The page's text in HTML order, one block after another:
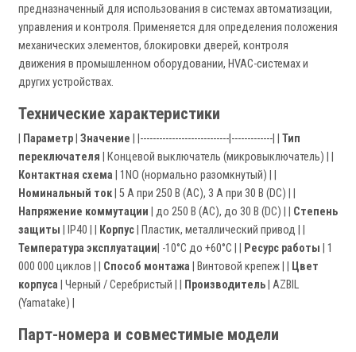
предназначенный для использования в системах автоматизации,
управления и контроля. Применяется для определения положения
механических элементов, блокировки дверей, контроля
движения в промышленном оборудовании, HVAC-системах и
других устройствах.
Технические характеристики
Параметр Значение | |----------------------------|-------------| | Тип
переключателя | Концевой выключатель (микровыключатель) | |
Контактная схема | 1NO (нормально разомкнутый) | |
Номинальный ток | 5 А при 250 В (AC), 3 А при 30 В (DC) | |
Напряжение коммутации | до 250 В (AC), до 30 В (DC) | | Степень
защиты | IP40 | | Корпус | Пластик, металлический привод | |
Температура эксплуатации | -10°C до +60°C | | Ресурс работы | 1
000 000 циклов | | Способ монтажа | Винтовой крепеж | |
Цвет
корпуса | Черный / Серебристый | | Производитель | AZBIL
(Yamatake) |
Парт-номера и совместимые модели